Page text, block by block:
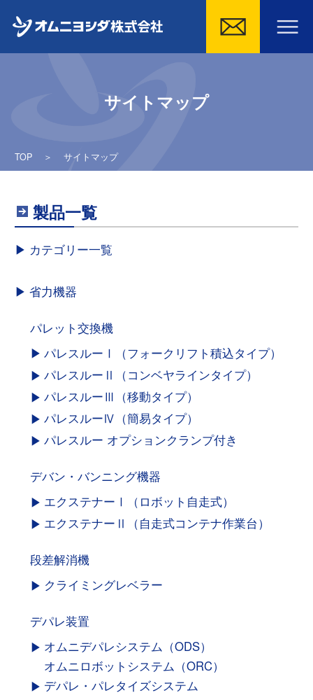
サイトマップ
TOP＞ サイトマップ
製品一覧
カテゴリー一覧
省力機器
パレット交換機
パレスルーⅠ（フォークリフト積込タイプ）
パレスルーⅡ（コンベヤラインタイプ）
パレスルーⅢ（移動タイプ）
パレスルーⅣ（簡易タイプ）
パレスルー オプションクランプ付き
デバン・バンニング機器
エクステナーⅠ（ロボット自走式）
エクステナーⅡ（自走式コンテナ作業台）
段差解消機
クライミングレベラー
デパレ装置
オムニデパレシステム（ODS）
オムニロボットシステム（ORC）
デパレ・パレタイズシステム